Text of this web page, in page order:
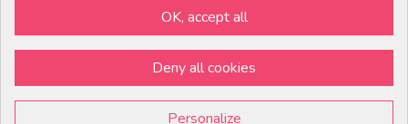
Copyright © 2026 Paloma
OK, accept all
Deny all cookies
Personalize